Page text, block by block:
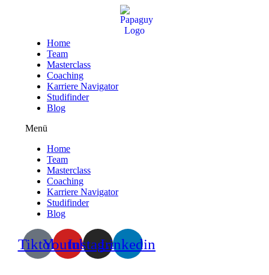
Home
Team
Masterclass
Coaching
Karriere Navigator
Studifinder
Blog
Menü
Home
Team
Masterclass
Coaching
Karriere Navigator
Studifinder
Blog
TiktokYoutubeInstagramLinkedin